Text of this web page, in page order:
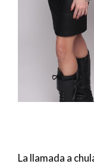
La llamada a